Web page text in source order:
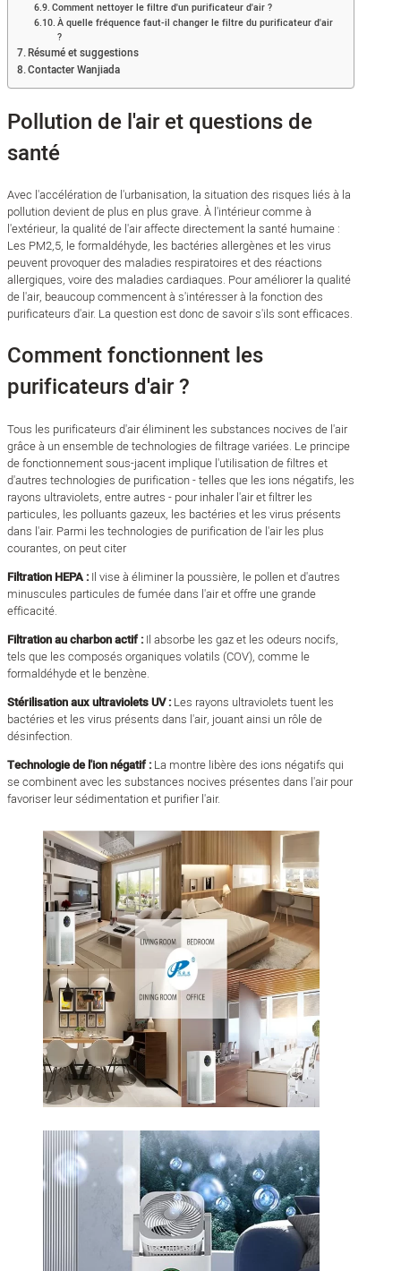
Comment nettoyer le filtre d'un purificateur d'air ?
À quelle fréquence faut-il changer le filtre du purificateur d'air
?
Résumé et suggestions
Contacter Wanjiada
Pollution de l'air et questions de
santé
Avec l'accélération de l'urbanisation, la situation des risques liés à la
pollution devient de plus en plus grave. À l'intérieur comme à
l'extérieur, la qualité de l'air affecte directement la santé humaine :
Les PM2,5, le formaldéhyde, les bactéries allergènes et les virus
peuvent provoquer des maladies respiratoires et des réactions
allergiques, voire des maladies cardiaques. Pour améliorer la qualité
de l'air, beaucoup commencent à s'intéresser à la fonction des
purificateurs d'air. La question est donc de savoir s'ils sont efficaces.
Comment fonctionnent les
purificateurs d'air ?
Tous les purificateurs d'air éliminent les substances nocives de l'air
grâce à un ensemble de technologies de filtrage variées. Le principe
de fonctionnement sous-jacent implique l'utilisation de filtres et
d'autres technologies de purification - telles que les ions négatifs, les
rayons ultraviolets, entre autres - pour inhaler l'air et filtrer les
particules, les polluants gazeux, les bactéries et les virus présents
dans l'air. Parmi les technologies de purification de l'air les plus
courantes, on peut citer
Filtration HEPA :Il vise à éliminer la poussière, le pollen et d'autres
minuscules particules de fumée dans l'air et offre une grande
efficacité.
Filtration au charbon actif :Il absorbe les gaz et les odeurs nocifs,
tels que les composés organiques volatils (COV), comme le
formaldéhyde et le benzène.
Stérilisation aux ultraviolets UV :Les rayons ultraviolets tuent les
bactéries et les virus présents dans l'air, jouant ainsi un rôle de
désinfection.
Technologie de l'ion négatif :La montre libère des ions négatifs qui
se combinent avec les substances nocives présentes dans l'air pour
favoriser leur sédimentation et purifier l'air.